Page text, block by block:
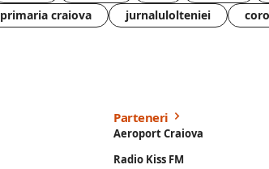
primaria craiova jurnalulolteniei
Parteneri
Aeroport Craiova
Radio Kiss FM